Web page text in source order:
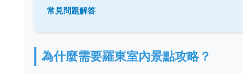
常見問題解答
為什麼需要羅東室內景點攻略？